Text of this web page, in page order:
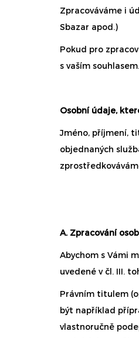
Zpracováváme i
Sbazar apod.)
Pokud pro
s vaším souhlasem.
Osobní údaje,
Jméno, příjmení,
objednaných
A. Zpracování
Abychom s Vámi
uvedené v čl. III.
Právním titulem
být například
vlastnoručně